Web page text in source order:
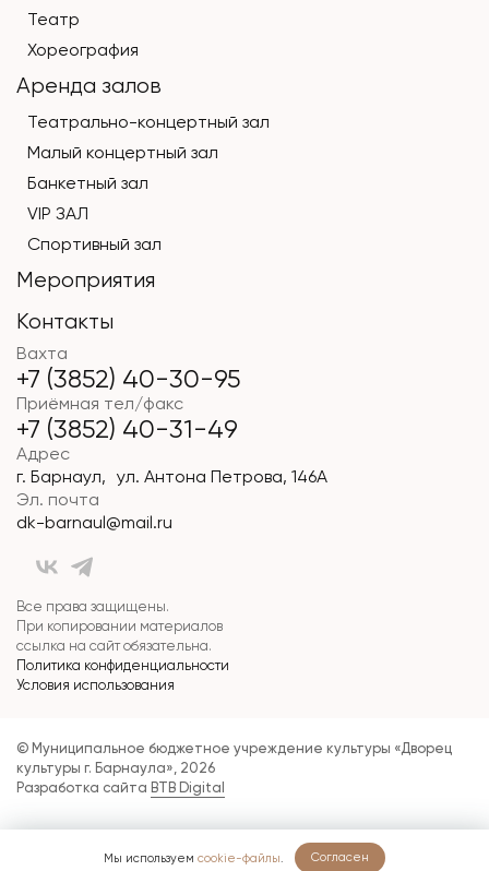
Вахта
+7 (3852) 40-30-95
Приёмная тел/факс
+7 (3852) 40-31-49
Адрес
г. Барнаул, ул. Антона Петрова, 146А
Эл. почта
dk-barnaul@mail.ru
Все права защищены.
При копировании материалов
ссылка на сайт обязательна.
Политика конфиденциальности
Условия использования
Театр
Хореография
Аренда залов
Театрально-концертный зал
Малый концертный зал
Банкетный зал
VIP ЗАЛ
Спортивный зал
Мероприятия
Контакты
© Муниципальное бюджетное учреждение культуры «Дворец
культуры г. Барнаула», 2026
Разработка сайта BTB Digital
Мы используем cookie-файлы Согласен